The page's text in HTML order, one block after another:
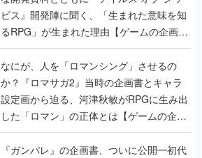
ビス』開発陣に聞く、「生まれた意味を知
るRPG」が生まれた理由【ゲームの企画
書】
なにが、人を「ロマンシング」させるの
か？『ロマサガ2』当時の企画書とキャラ
設定画から迫る、河津秋敏がRPGに生み出
した「ロマン」の正体とは【ゲームの企画
書】
『ガンパレ』の企画書、ついに公開━初代